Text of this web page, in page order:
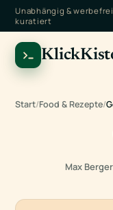
Unabhängig & werbefrei
kuratiert
Start/Food & Rezepte/
Max Berger